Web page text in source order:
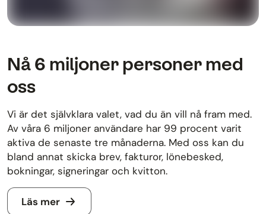
Nå 6 miljoner personer med
oss
Vi är det självklara valet, vad du än vill nå fram med.
Av våra 6 miljoner användare har 99 procent varit
aktiva de senaste tre månaderna. Med oss kan du
bland annat skicka brev, fakturor, lönebesked,
bokningar, signeringar och kvitton.
Läs mer